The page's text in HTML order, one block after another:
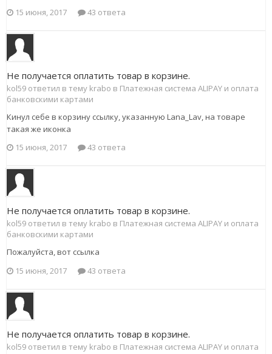
15 июня, 2017
43 ответа
Не получается оплатить товар в корзине.
kol59 ответил в тему krabo в Платежная система ALIPAY и оплата
банковскими картами
Кинул себе в корзину ссылку, указанную Lana_Lav, на товаре
такая же иконка
15 июня, 2017
43 ответа
Не получается оплатить товар в корзине.
kol59 ответил в тему krabo в Платежная система ALIPAY и оплата
банковскими картами
Пожалуйста, вот ссылка
15 июня, 2017
43 ответа
Не получается оплатить товар в корзине.
kol59 ответил в тему krabo в Платежная система ALIPAY и оплата